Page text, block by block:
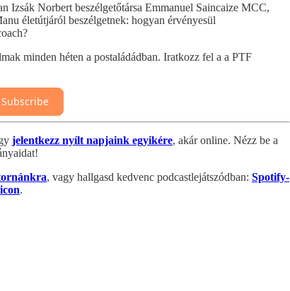
Izsák Norbert beszélgetőtársa Emmanuel Saincaize MCC,
életútjáról beszélgetnek: hogyan érvényesül
minden héten a postaládádban. Iratkozz fel a a PTF
Subscribe
jelentkezz nyílt napjaink egyikére, akár online. Nézz be a
, vagy hallgasd kedvenc podcastlejátszódban: Spotify-
.